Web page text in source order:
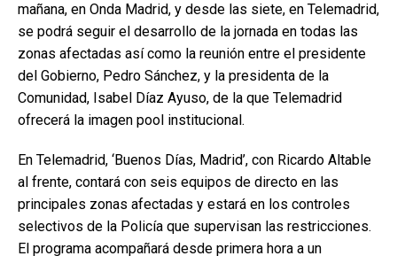
mañana, en Onda Madrid, y desde las siete, en Telemadrid,
se podrá seguir el desarrollo de la jornada en todas las
zonas afectadas así como la reunión entre el presidente
del Gobierno, Pedro Sánchez, y la presidenta de la
Comunidad, Isabel Díaz Ayuso, de la que Telemadrid
ofrecerá la imagen pool institucional.
En Telemadrid, ‘Buenos Días, Madrid’, con Ricardo Altable
al frente, contará con seis equipos de directo en las
principales zonas afectadas y estará en los controles
selectivos de la Policía que supervisan las restricciones.
El programa acompañará desde primera hora a un